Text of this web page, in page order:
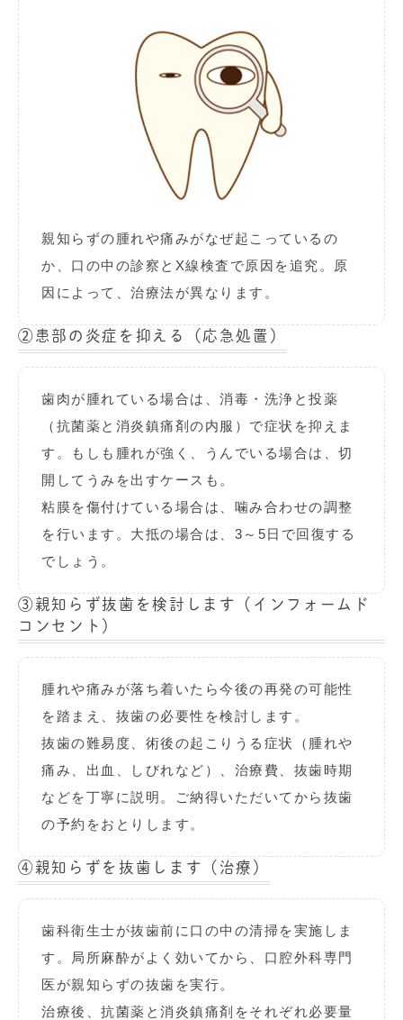
親知らずの腫れや痛みがなぜ起こっているの
か、口の中の診察とX線検査で原因を追究。原
因によって、治療法が異なります。
② 患部の炎症を抑える（応急処置）
歯肉が腫れている場合は、消毒・洗浄と投薬
（抗菌薬と消炎鎮痛剤の内服）で症状を抑えま
す。もしも腫れが強く、うんでいる場合は、切
開してうみを出すケースも。
粘膜を傷付けている場合は、噛み合わせの調整
を行います。大抵の場合は、3～5日で回復する
でしょう。
③親知らず抜歯を検討します（インフォームド
コンセント）
腫れや痛みが落ち着いたら今後の再発の可能性
を踏まえ、抜歯の必要性を検討します。
抜歯の難易度、術後の起こりうる症状（腫れや
痛み、出血、しびれなど）、治療費、抜歯時期
などを丁寧に説明。ご納得いただいてから抜歯
の予約をおとりします。
④親知らずを抜歯します（治療）
歯科衛生士が抜歯前に口の中の清掃を実施しま
す。局所麻酔がよく効いてから、口腔外科専門
医が親知らずの抜歯を実行。
治療後、抗菌薬と消炎鎮痛剤をそれぞれ必要量